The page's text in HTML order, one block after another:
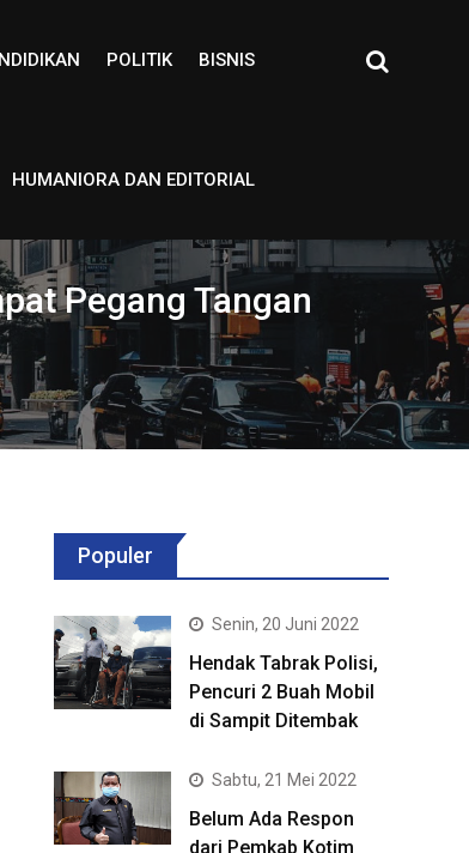
POLITIK BISNIS
HUMANIORA DAN EDITORIAL
Pegang Tangan
Populer
Senin, 20 Juni 2022
Hendak Tabrak Polisi,
Pencuri 2 Buah Mobil
di Sampit Ditembak
Sabtu, 21 Mei 2022
Belum Ada Respon
dari Pemkab Kotim